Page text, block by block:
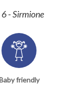
- Sirmione
friendly